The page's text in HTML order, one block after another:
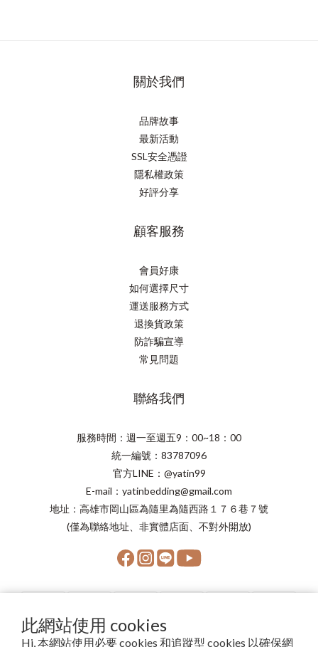
此網站使用 cookies
Hi, 本網站使用必要 cookies 和追蹤型 cookies 以確保網
關於我們
品牌故事
最新活動
SSL安全憑證
隱私權政策
好評分享
顧客服務
會員好康
如何選擇尺寸
運送服務方式
退換貨政策
防詐騙宣導
常見問題
聯絡我們
服務時間：週一至週五9：00~18：00
統一編號：83787096
官方LINE：@yatin99
E-mail：yatinbedding@gmail.com
地址：高雄市岡山區為隨里為隨西路１７６巷７號
(僅為聯絡地址、非實體店面、不對外開放)